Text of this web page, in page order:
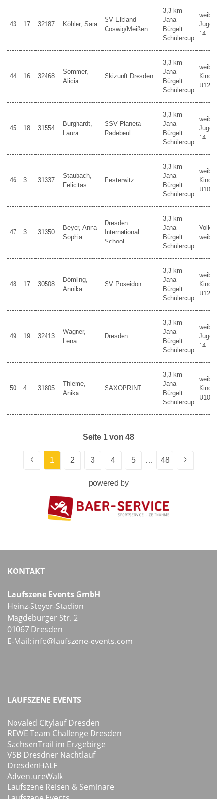
43 17 32187 Köhler, Sara
SV Elbland
Coswig/Meißen
3,3 km
Jana
Bürgelt
Schülercup
14
44 16 32468
Sommer,
Alicia
Skizunft Dresden
3,3 km
Jana
Bürgelt
Schülercup
Kinder
U12
45 18 31554
Burghardt,
Laura
SSV Planeta
Radebeul
3,3 km
Jana
Bürgelt
Schülercup
14
46 3 31337
Staubach,
Felicitas
Pesterwitz
3,3 km
Jana
Bürgelt
Schülercup
Kinder
U10
47 3 31350
Beyer, Anna-
Sophia
Dresden
International
School
3,3 km
Jana
Bürgelt
Schülercup
48 17 30508
Dömling,
Annika
SV Poseidon
3,3 km
Jana
Bürgelt
Schülercup
Kinder
U12
49 19 32413
Wagner,
Lena
Dresden
3,3 km
Jana
Bürgelt
Schülercup
14
50 4 31805
Thieme,
Anika
SAXOPRINT
3,3 km
Jana
Bürgelt
Schülercup
Kinder
U10
Seite 1 von 48
1 2 3 4 5 … 48
powered by
KONTAKT
Laufszene Events GmbH
Heinz-Steyer-Stadion
Magdeburger Str. 2
01067 Dresden
E-Mail: info@laufszene-events.com
LAUFSZENE EVENTS
Novaled Citylauf Dresden
REWE Team Challenge Dresden
SachsenTrail im Erzgebirge
VSB Dresdner Nachtlauf
DresdenHALF
AdventureWalk
Laufszene Reisen & Seminare